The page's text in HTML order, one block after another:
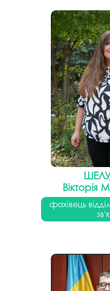
Вікторія
фахівець